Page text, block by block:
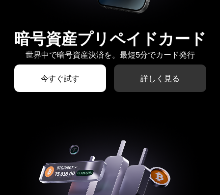
暗号資産プリペイドカード
世界中で暗号資産決済を。最短5分でカード発行
今すぐ試す 詳しく見る